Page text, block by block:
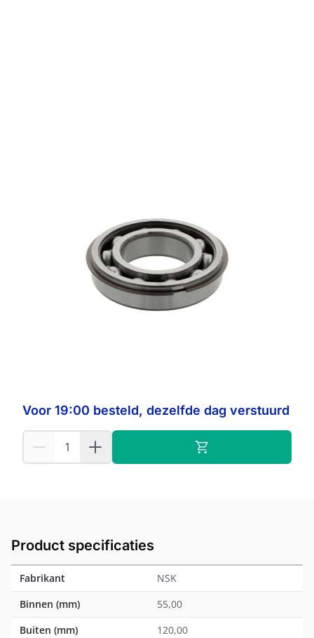
Productgroep:
Groefkogellagers
Binnen (mm):
55.00 mm
120.00 mm
29.00 mm
Voor 19:00 besteld, dezelfde dag verstuurd
Product specificaties
Fabrikant
NSK
Binnen (mm)
55,00
Buiten (mm)
120,00